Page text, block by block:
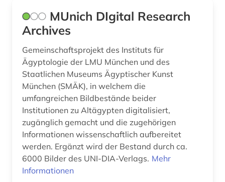
niederösterreich (1)
numismatik (8)
online-ressource (1)
osteuropa (1)
papyrologie (1)
papyrus (2)
MUnich DIgital Research
Archives
Gemeinschaftsprojekt des Instituts für
Ägyptologie der LMU München und des
Staatlichen Museums Ägyptischer Kunst
München (SMÄK), in welchem die
umfangreichen Bildbestände beider
Institutionen zu Altägypten digitalisiert,
zugänglich gemacht und die zugehörigen
Informationen wissenschaftlich aufbereitet
werden. Ergänzt wird der Bestand durch ca.
6000 Bilder des UNI-DIA-Verlags. Mehr
Informationen